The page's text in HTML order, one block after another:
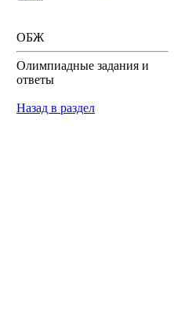
ОБЖ
Олимпиадные задания и
ответы
Назад в раздел